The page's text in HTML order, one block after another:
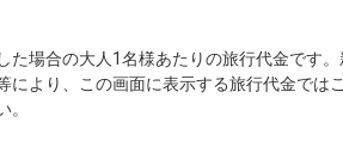
場合の大人1名様あたりの旅行代金です
より、この画面に表示する旅行代金で